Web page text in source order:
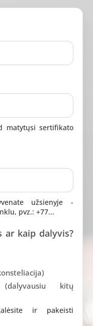
matytųsi sertifikato
užsienyje -
pvz.: +77...
ar kaip dalyvis?
kitų
ir pakeisti